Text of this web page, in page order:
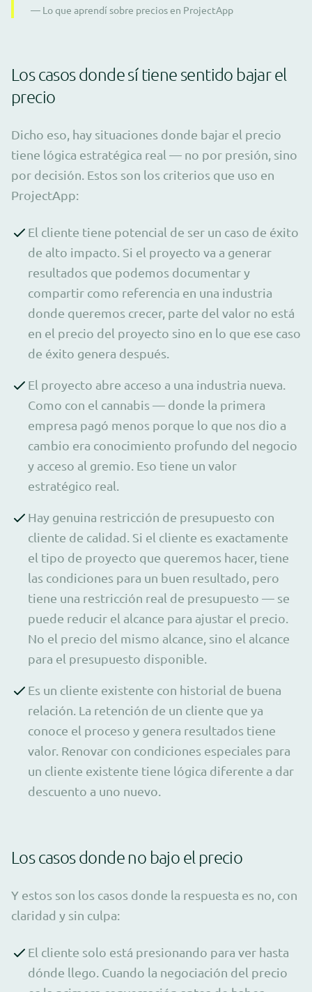
— Lo que aprendí sobre precios en ProjectApp
Los casos donde sí tiene sentido bajar el
precio
Dicho eso, hay situaciones donde bajar el precio
tiene lógica estratégica real — no por presión, sino
por decisión. Estos son los criterios que uso en
ProjectApp:
El cliente tiene potencial de ser un caso de éxito
de alto impacto. Si el proyecto va a generar
resultados que podemos documentar y
compartir como referencia en una industria
donde queremos crecer, parte del valor no está
en el precio del proyecto sino en lo que ese caso
de éxito genera después.
El proyecto abre acceso a una industria nueva.
Como con el cannabis — donde la primera
empresa pagó menos porque lo que nos dio a
cambio era conocimiento profundo del negocio
y acceso al gremio. Eso tiene un valor
estratégico real.
Hay genuina restricción de presupuesto con
cliente de calidad. Si el cliente es exactamente
el tipo de proyecto que queremos hacer, tiene
las condiciones para un buen resultado, pero
tiene una restricción real de presupuesto — se
puede reducir el alcance para ajustar el precio.
No el precio del mismo alcance, sino el alcance
para el presupuesto disponible.
Es un cliente existente con historial de buena
relación. La retención de un cliente que ya
conoce el proceso y genera resultados tiene
valor. Renovar con condiciones especiales para
un cliente existente tiene lógica diferente a dar
descuento a uno nuevo.
Los casos donde no bajo el precio
Y estos son los casos donde la respuesta es no, con
claridad y sin culpa:
El cliente solo está presionando para ver hasta
dónde llego. Cuando la negociación del precio